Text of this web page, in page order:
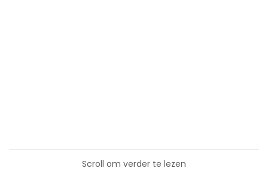
Scroll om verder te lezen